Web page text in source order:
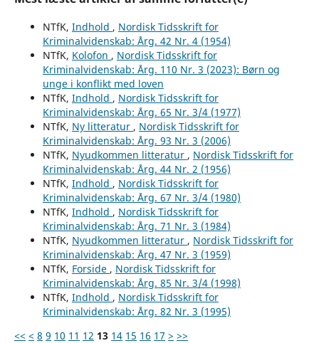
NTfK, Indhold , Nordisk Tidsskrift for
Kriminalvidenskab: Årg. 42 Nr. 4 (1954)
NTfK, Kolofon , Nordisk Tidsskrift for
Kriminalvidenskab: Årg. 110 Nr. 3 (2023): Børn og
unge i konflikt med loven
NTfK, Indhold , Nordisk Tidsskrift for
Kriminalvidenskab: Årg. 65 Nr. 3/4 (1977)
NTfK, Ny litteratur , Nordisk Tidsskrift for
Kriminalvidenskab: Årg. 93 Nr. 3 (2006)
NTfK, Nyudkommen litteratur , Nordisk Tidsskrift for
Kriminalvidenskab: Årg. 44 Nr. 2 (1956)
NTfK, Indhold , Nordisk Tidsskrift for
Kriminalvidenskab: Årg. 67 Nr. 3/4 (1980)
NTfK, Indhold , Nordisk Tidsskrift for
Kriminalvidenskab: Årg. 71 Nr. 3 (1984)
NTfK, Nyudkommen litteratur , Nordisk Tidsskrift for
Kriminalvidenskab: Årg. 47 Nr. 3 (1959)
NTfK, Forside , Nordisk Tidsskrift for
Kriminalvidenskab: Årg. 85 Nr. 3/4 (1998)
NTfK, Indhold , Nordisk Tidsskrift for
Kriminalvidenskab: Årg. 82 Nr. 3 (1995)
<< < 8 9 10 11 12 13 14 15 16 17 > >>